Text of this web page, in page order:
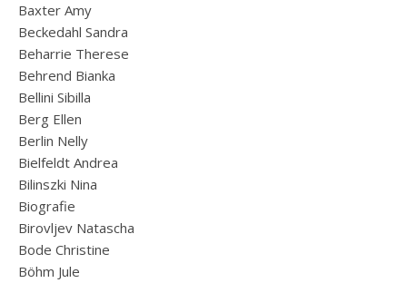
Baxter Amy
Beckedahl Sandra
Beharrie Therese
Behrend Bianka
Bellini Sibilla
Berg Ellen
Berlin Nelly
Bielfeldt Andrea
Bilinszki Nina
Biografie
Birovljev Natascha
Bode Christine
Böhm Jule